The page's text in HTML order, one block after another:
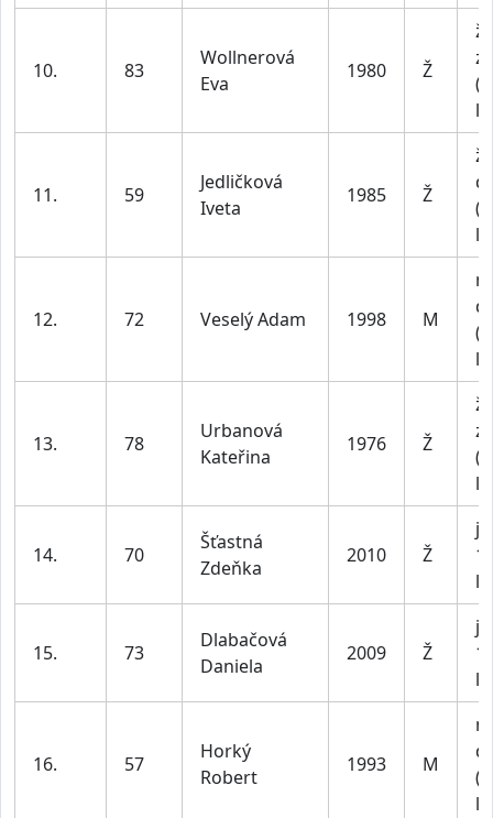
10. 83
Wollnerová
Eva
1980 Ž
11. 59
Jedličková
Iveta
1985 Ž
12. 72 Veselý Adam 1998 M
13. 78
Urbanová
Kateřina
1976 Ž
14. 70
Šťastná
Zdeňka
2010 Ž
15. 73
Dlabačová
Daniela
2009 Ž
16. 57
Horký
Robert
1993 M